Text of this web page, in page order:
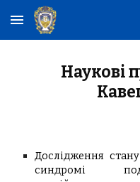
Skip to main content
Наукові
Дослідження
синдромі